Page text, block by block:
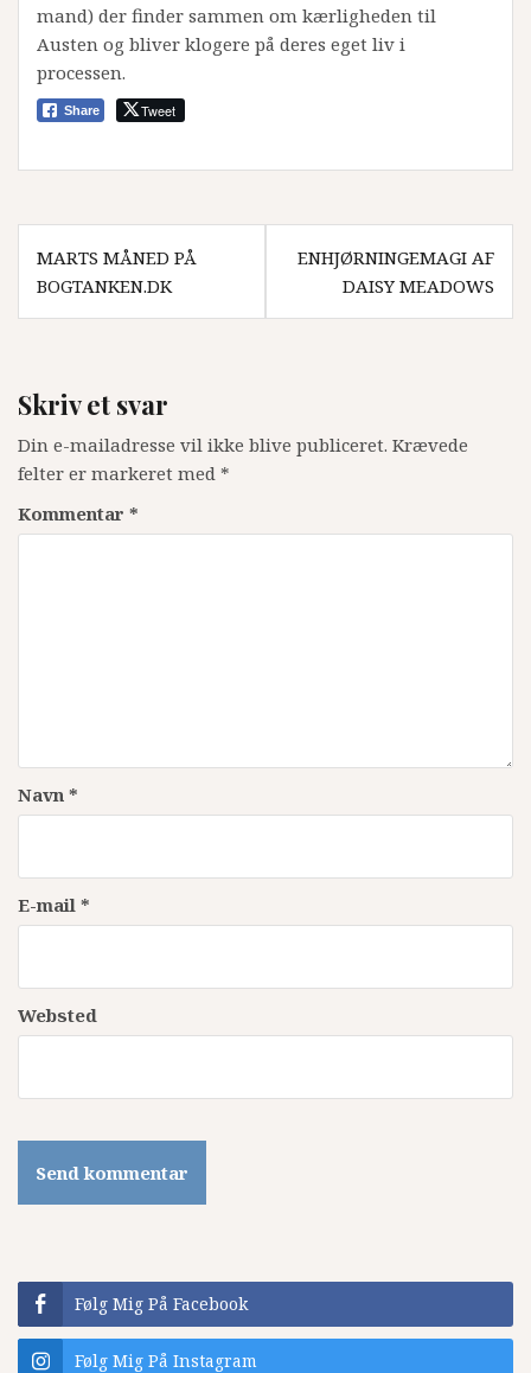
mand) der finder sammen om kærligheden til
Austen og bliver klogere på deres eget liv i
processen.
Share Tweet
Indlægsnavigation
MARTS MÅNED PÅ
BOGTANKEN.DK
ENHJØRNINGEMAGI AF
DAISY MEADOWS
Skriv et svar
Din e-mailadresse vil ikke blive publiceret. Krævede
felter er markeret med *
Kommentar *
Navn *
E-mail *
Websted
Følg Mig På Facebook
Følg Mig På Instagram